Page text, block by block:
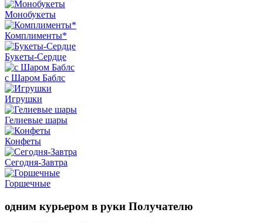
Монобукеты
Комплименты*
Букеты-Сердце
с Шаром Баблс
Игрушки
Гелиевые шары
Конфеты
Сегодня-Завтра
Горшечные
одним курьером в руки Получателю